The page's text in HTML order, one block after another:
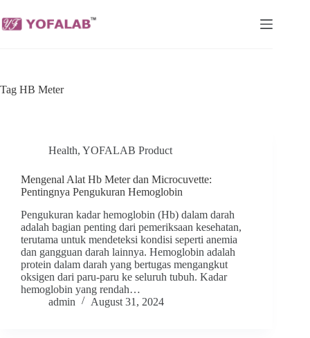
to
content
Tag HB Meter
Health, YOFALAB Product
Mengenal Alat Hb Meter dan Microcuvette:
Pentingnya Pengukuran Hemoglobin
Pengukuran kadar hemoglobin (Hb) dalam darah
adalah bagian penting dari pemeriksaan kesehatan,
terutama untuk mendeteksi kondisi seperti anemia
dan gangguan darah lainnya. Hemoglobin adalah
protein dalam darah yang bertugas mengangkut
oksigen dari paru-paru ke seluruh tubuh. Kadar
hemoglobin yang rendah…
admin
August 31, 2024